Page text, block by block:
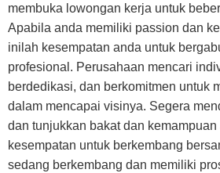
membuka lowongan kerja untuk
Apabila anda memiliki passion dan
inilah kesempatan anda untuk
profesional. Perusahaan mencari
berdedikasi, dan berkomitmen untuk
dalam mencapai visinya. Segera
dan tunjukkan bakat dan
kesempatan untuk berkembang
sedang berkembang dan memiliki